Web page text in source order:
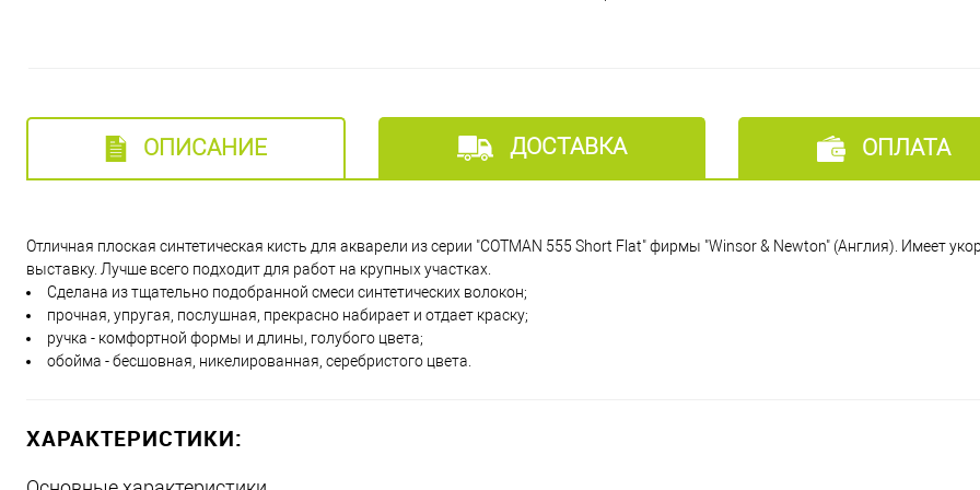
ОПИСАНИЕ ДОСТАВКА ОПЛАТА
Отличная плоская синтетическая кисть для акварели из серии "COTMAN 555 Short Flat" фирмы "Winsor & Newton" (Англия). Имеет
выставку. Лучше всего подходит для работ на крупных участках.
Сделана из тщательно подобранной смеси синтетических волокон;
прочная, упругая, послушная, прекрасно набирает и отдает краску;
ручка - комфортной формы и длины, голубого цвета;
обойма - бесшовная, никелированная, серебристого цвета.
ХАРАКТЕРИСТИКИ: